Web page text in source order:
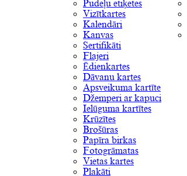
Pudeļu etiķetes
Vizītkartes
Kalendāri
Kanvas
Sertifikāti
Flajeri
Ēdienkartes
Dāvanu kartes
Apsveikuma kartīte
Džemperi ar kapuci
Ielūguma kartītes
Krūzītes
Brošūras
Papīra birkas
Fotogrāmatas
Vietas kartes
Plakāti